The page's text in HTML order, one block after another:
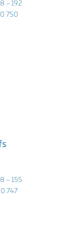
– 192
750
– 155
747